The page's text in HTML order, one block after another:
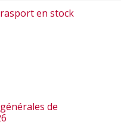
en stock
de